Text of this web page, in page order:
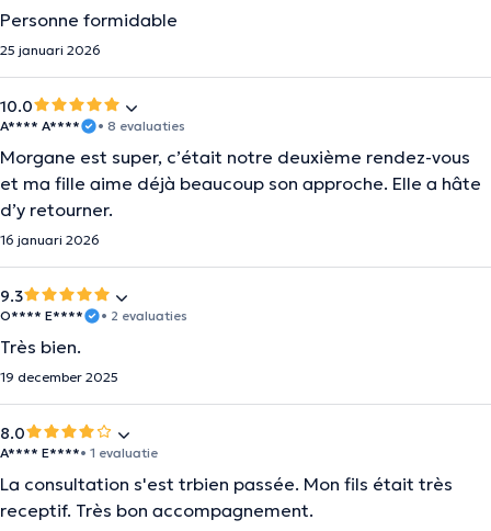
Personne formidable
25 januari 2026
10.0
A**** A**** • 8 evaluaties
Morgane est super, c’était notre deuxième rendez-vous
et ma fille aime déjà beaucoup son approche. Elle a hâte
d’y retourner.
16 januari 2026
9.3
O**** E**** • 2 evaluaties
Très bien.
19 december 2025
8.0
A**** E****• 1 evaluatie
La consultation s'est trbien passée. Mon fils était très
receptif. Très bon accompagnement.